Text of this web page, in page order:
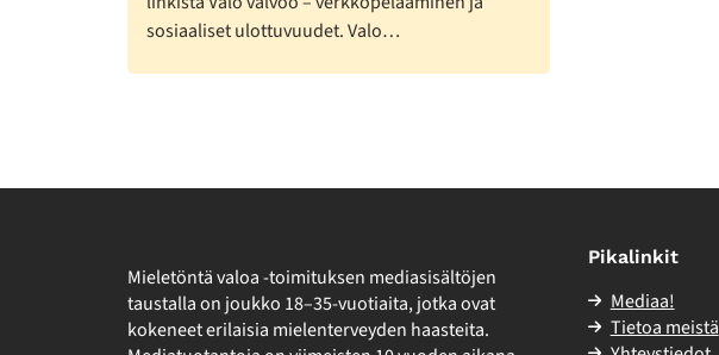
sosiaaliset ulottuvuudet. Valo…
Mieletöntä valoa -toimituksen mediasisältöjen
taustalla on joukko 18–35-vuotiaita, jotka ovat
kokeneet erilaisia mielenterveyden haasteita.
Pikalinkit
Mediaa!
Tietoa meistä